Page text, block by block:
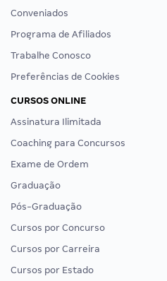
Conveniados
Programa de Afiliados
Trabalhe Conosco
Preferências de Cookies
CURSOS ONLINE
Assinatura Ilimitada
Coaching para Concursos
Exame de Ordem
Graduação
Pós-Graduação
Cursos por Concurso
Cursos por Carreira
Cursos por Estado